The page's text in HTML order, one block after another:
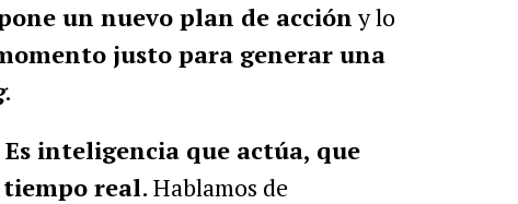
un nuevo plan de accióny lo
justo para generar una
.
Es inteligencia que actúa, que
tiempo real. Hablamos de